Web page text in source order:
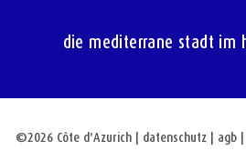
die mediterrane stadt im
©2026 Côte d'Azurich| datenschutz| agb